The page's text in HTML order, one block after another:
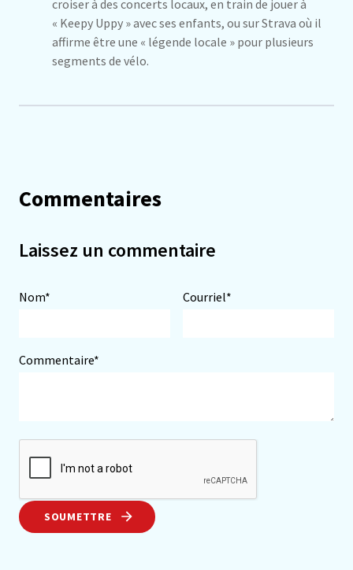
croiser à des concerts locaux, en train de jouer à
« Keepy Uppy » avec ses enfants, ou sur Strava où il
affirme être une « légende locale » pour plusieurs
segments de vélo.
Commentaires
Laissez un commentaire
Nom* Courriel*
Commentaire*
SOUMETTRE